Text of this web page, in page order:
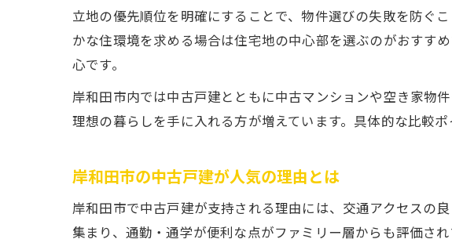
立地の優先順位を明確にすることで、物件選びの失敗を防ぐ
かな住環境を求める場合は住宅地の中心部を選ぶのがおすす
心です。
岸和田市内では中古戸建とともに中古マンションや空き家物
理想の暮らしを手に入れる方が増えています。具体的な比較
岸和田市の中古戸建が人気の理由とは
岸和田市で中古戸建が支持される理由には、交通アクセスの
集まり、通勤・通学が便利な点がファミリー層からも評価さ